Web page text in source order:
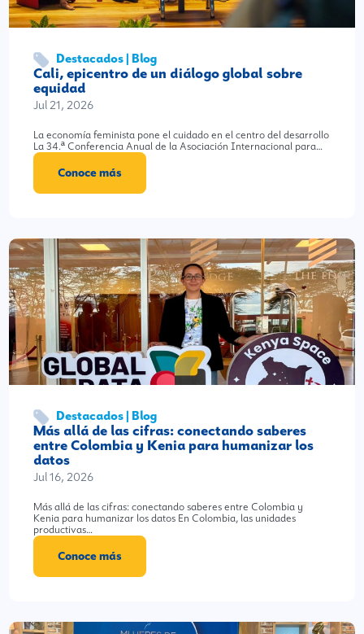
Destacados | Blog
Cali, epicentro de un diálogo global sobre
equidad
Jul 21, 2026
La economía feminista pone el cuidado en el centro del desarrollo
La 34.ª Conferencia Anual de la Asociación Internacional para…
Conoce más
Destacados | Blog
Más allá de las cifras: conectando saberes
entre Colombia y Kenia para humanizar los
datos
Jul 16, 2026
Más allá de las cifras: conectando saberes entre Colombia y
Kenia para humanizar los datos En Colombia, las unidades
productivas…
Conoce más